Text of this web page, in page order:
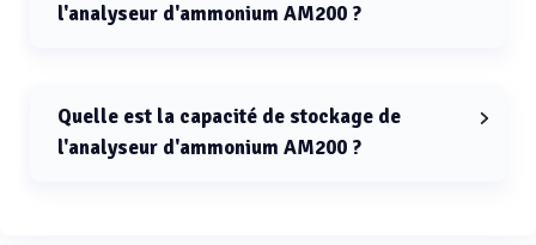
l'analyseur d'ammonium AM200 ?
Quelle est la capacité de stockage de
l'analyseur d'ammonium AM200 ?